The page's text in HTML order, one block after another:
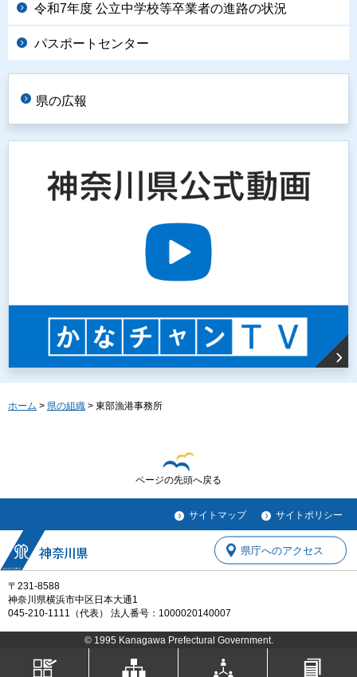
令和7年度 公立中学校等卒業者の進路の状況
パスポートセンター
県の広報
ホーム > 県の組織 > 東部漁港事務所
ページの先頭へ戻る
サイトマップ サイトポリシー
〒231-8588
神奈川県横浜市中区日本大通1
045-210-1111（代表） 法人番号：1000020140007
県庁へのアクセス
© 1995 Kanagawa Prefectural Government.